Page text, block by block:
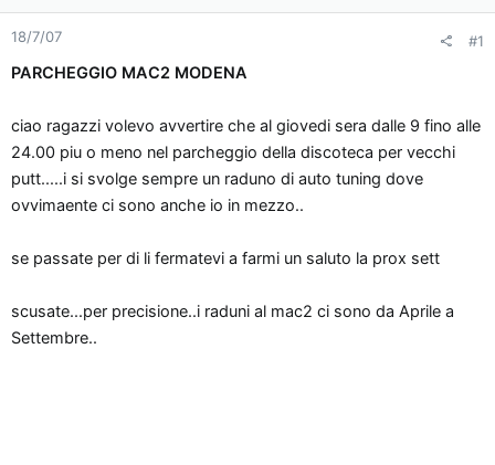
s
c
u
i
o
n
e
i
i
18/7/07 #1
PARCHEGGIO MAC2 MODENA
ciao ragazzi volevo avvertire che al giovedi sera dalle 9 fino alle
24.00 piu o meno nel parcheggio della discoteca per vecchi
putt.....i si svolge sempre un raduno di auto tuning dove
ovvimaente ci sono anche io in mezzo..
se passate per di li fermatevi a farmi un saluto la prox sett
scusate...per precisione..i raduni al mac2 ci sono da Aprile a
Settembre..